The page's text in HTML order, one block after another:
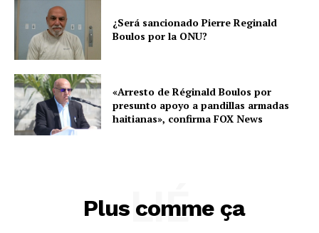
¿Será sancionado Pierre Reginald
Boulos por la ONU?
«Arresto de Réginald Boulos por
presunto apoyo a pandillas armadas
haitianas», confirma FOX News
Plus comme ça
LIÉ